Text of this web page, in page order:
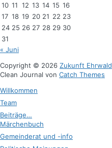
10 11 12 13 14 15 16
17 18 19 20 21 22 23
24 25 26 27 28 29 30
31
« Juni
Copyright © 2026 Zukunft Ehrwald
Clean Journal von Catch Themes
scrollen
Willkommen
Team
Beiträge…
Märchenbuch
Gemeinderat und -info